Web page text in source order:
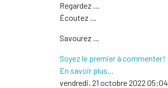
Regardez ...
Écoutez ...
Savourez ...
Soyez le premier à commenter!
En savoir plus...
vendredi, 21 octobre 2022 05:04